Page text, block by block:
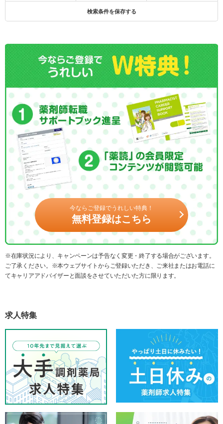
検索条件を保存する
今ならご登録でうれしい特典！
無料登録はこちら
※在庫状況により、キャンペーンは予告なく変更・終了する場合がございます。
ご了承ください。※本ウェブサイトからご登録いただき、ご来社またはお電話に
てキャリアアドバイザーと面談をさせていただいた方に限ります。
求人特集